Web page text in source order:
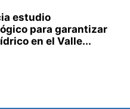
estudio
para garantizar
en el Valle...